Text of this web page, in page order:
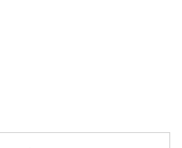
を細部まで観察し、通常の光景に